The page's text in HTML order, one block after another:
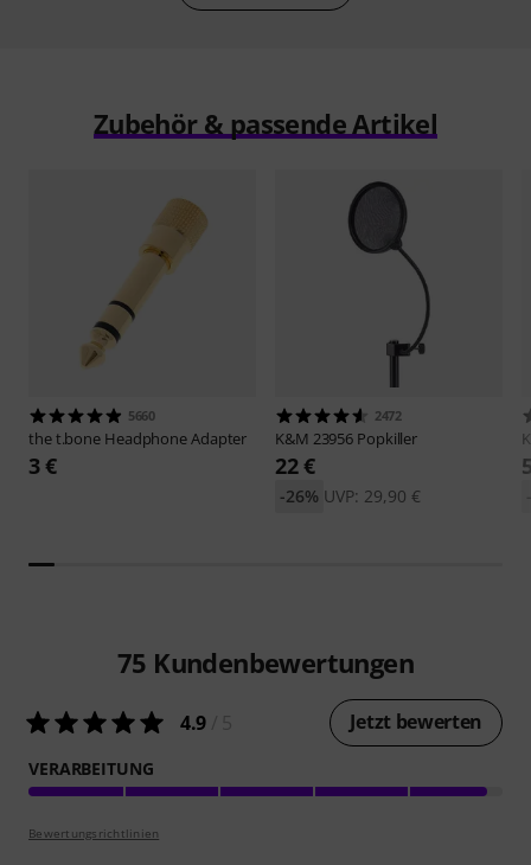
Zubehör & passende Artikel
5660
the t.bone Headphone Adapter
3 €
2472
K&M 23956 Popkiller
22 €
UVP: 29,90 €
-26%
75 Kundenbewertungen
4.9 Jetzt bewerten
VERARBEITUNG
Bewertungsrichtlinien